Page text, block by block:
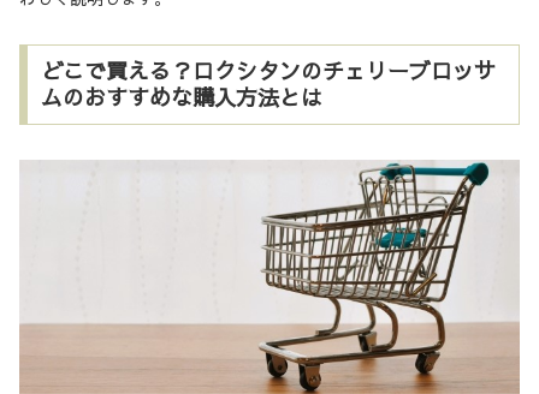
どこで買える？ロクシタンのチェリーブロッサ
ムのおすすめな購入方法とは